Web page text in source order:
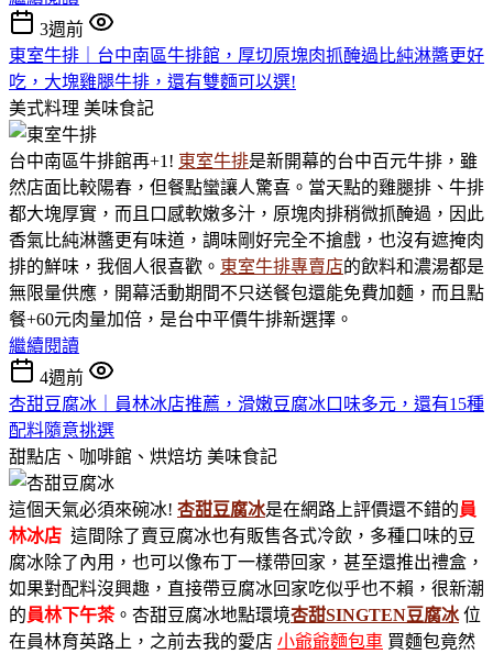
3週前
東室牛排｜台中南區牛排館，厚切原塊肉抓醃過比純淋醬更好
吃，大塊雞腿牛排，還有雙麵可以選!
美式料理 美味食記
台中南區牛排館再+1! 東室牛排是新開幕的台中百元牛排，雖
然店面比較陽春，但餐點蠻讓人驚喜。當天點的雞腿排、牛排
都大塊厚實，而且口感軟嫩多汁，原塊肉排稍微抓醃過，因此
香氣比純淋醬更有味道，調味剛好完全不搶戲，也沒有遮掩肉
排的鮮味，我個人很喜歡。 東室牛排專賣店的飲料和濃湯都是
無限量供應，開幕活動期間不只送餐包還能免費加麵，而且點
餐+60元肉量加倍，是台中平價牛排新選擇。
繼續閱讀
4週前
杏甜豆腐冰｜員林冰店推薦，滑嫩豆腐冰口味多元，還有15種
配料隨意挑選
甜點店、咖啡館、烘焙坊 美味食記
這個天氣必須來碗冰! 杏甜豆腐冰是在網路上評價還不錯的員
林冰店 這間除了賣豆腐冰也有販售各式冷飲，多種口味的豆
腐冰除了內用，也可以像布丁一樣帶回家，甚至還推出禮盒，
如果對配料沒興趣，直接帶豆腐冰回家吃似乎也不賴，很新潮
的員林下午茶。杏甜豆腐冰地點環境杏甜SINGTEN豆腐冰 位
在員林育英路上，之前去我的愛店 小爺爺麵包車 買麵包竟然